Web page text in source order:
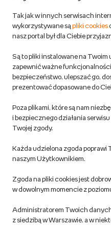
Zwroty
Reklamacje
Regulamin empik.com
Pozostałe Regulaminy Empiku
Polityka prywatności empik.com
produktów niebezpiecznych
Dostosuj zgody
Polityka prywatności empik
Do 100 zł na pierwsze
korzystaj z kodów
Tak jak w innych serwisach
wykorzystywane sąpliki cookies
nasz portal był dla Ciebie
Są to pliki instalowane na
zapewnić ważne
bezpieczeństwo, ulepszać go,
prezentować dopasowane do
Poza plikami, które są nam
i bezpiecznego działania
Twojej zgody.
Każda udzielona zgoda poprawi
naszym Użytkownikiem.
Zgoda na pliki cookies jest
w dowolnym momencie z
Administratorem Twoich
z siedzibą w Warszawie, a w